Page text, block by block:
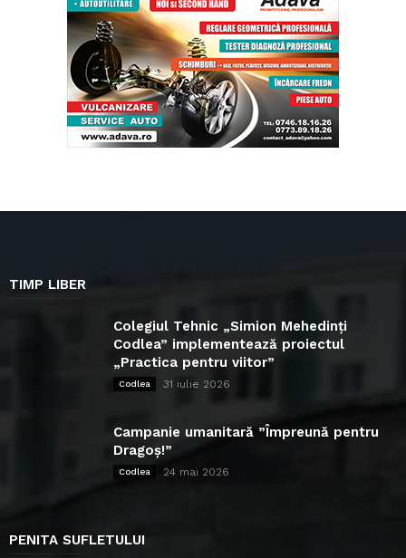
TIMP LIBER
Colegiul Tehnic „Simion Mehedinți
Codlea” implementează proiectul
„Practica pentru viitor”
Codlea 31 iulie 2026
Campanie umanitară ”Împreună pentru
Dragoș!”
Codlea 24 mai 2026
PENITA SUFLETULUI